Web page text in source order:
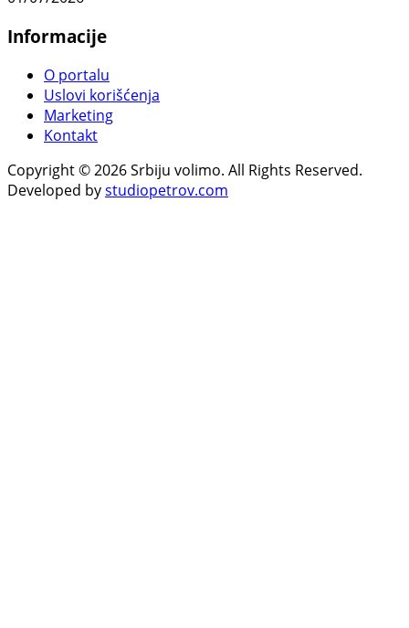
Informacije
O portalu
Uslovi korišćenja
Marketing
Kontakt
Copyright © 2026 Srbiju volimo. All Rights Reserved.
Developed bystudiopetrov.com